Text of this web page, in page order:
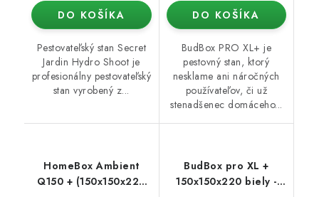
DO KOŠÍKA
Pestovateľský stan Secret
Jardin Hydro Shoot je
profesionálny pestovateľský
stan vyrobený z...
DO KOŠÍKA
BudBox PRO XL+ je
pestovný stan, ktorý
nesklame ani náročných
používateľov, či už
stenadšenec domáceho...
HomeBox Ambient
Q150 + (150x150x220
BudBox pro XL +
150x150x220 biely -